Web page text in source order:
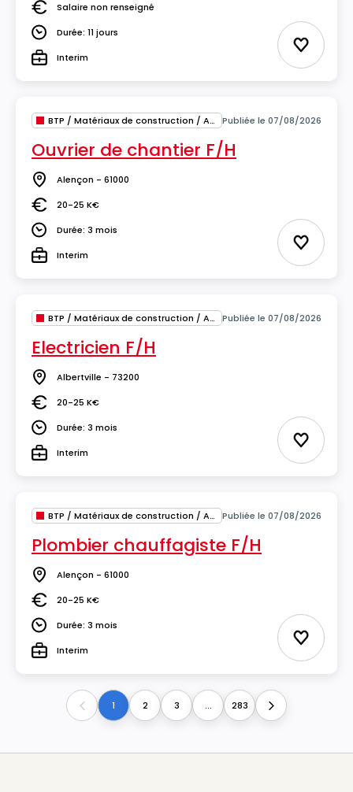
SalaireSalaire non renseigné
DuréeDurée: 11 jours
TypeInterim Ajouter
BTP / Matériaux de construction / Architecture Publiée le 07/08/2026
Ouvrier de chantier F/H
Lieu Alençon - 61000
Salaire20-25 K€
DuréeDurée: 3 mois
TypeInterim Ajouter
BTP / Matériaux de construction / Architecture Publiée le 07/08/2026
Electricien F/H
Lieu Albertville - 73200
Salaire20-25 K€
DuréeDurée: 3 mois
TypeInterim Ajouter
BTP / Matériaux de construction / Architecture Publiée le 07/08/2026
Plombier chauffagiste F/H
Lieu Alençon - 61000
Salaire20-25 K€
DuréeDurée: 3 mois
TypeInterim Ajouter
Previous1 2 3 ... 283 Next